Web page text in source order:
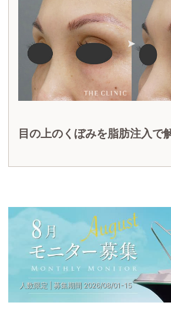
目の上のくぼみを脂肪注入で
人数限定 | 募集期間
2026/08/01-15